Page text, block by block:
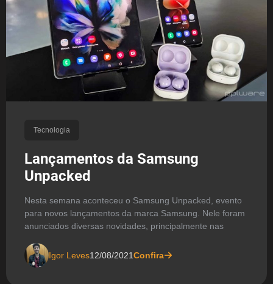
Tecnologia
Lançamentos da Samsung
Unpacked
Nesta semana aconteceu o Samsung Unpacked, evento
para novos lançamentos da marca Samsung. Nele foram
anunciados diversas novidades, principalmente nas
Igor Leves12/08/2021Confira